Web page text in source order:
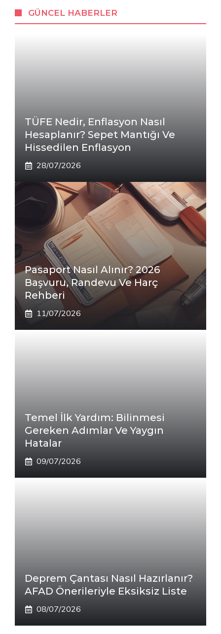
GÜNCEL HABERLER
TÜFE Nedir, Enflasyon Nasıl
Hesaplanır? Sepet Mantığı Ve
Hissedilen Enflasyon
28/07/2026
Pasaport Nasıl Alınır? 2026
Başvuru, Randevu Ve Harç
Rehberi
11/07/2026
Temel İlk Yardım: Bilinmesi
Gereken Adımlar Ve Yaygın
Hatalar
09/07/2026
Deprem Çantası Nasıl Hazırlanır?
AFAD Önerileriyle Eksiksiz Liste
08/07/2026